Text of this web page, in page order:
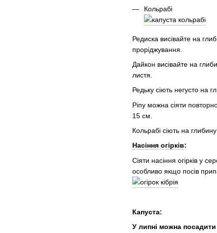
Кольрабі
Редиска висівайте на
проріджування.
Дайкон висівайте на
листя.
Редьку сіють негусто на
Ріпу можна сіяти
15 см.
Кольрабі сіють на
Насіння огірків:
Сіяти насіння огірків у
особливо якщо посів
Капуста:
У липні можна